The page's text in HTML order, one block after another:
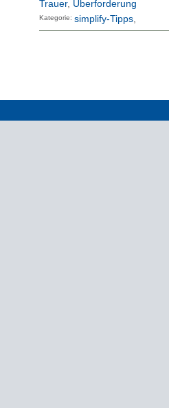
Trauer, Überforderung
Kategorie: simplify-Tipps